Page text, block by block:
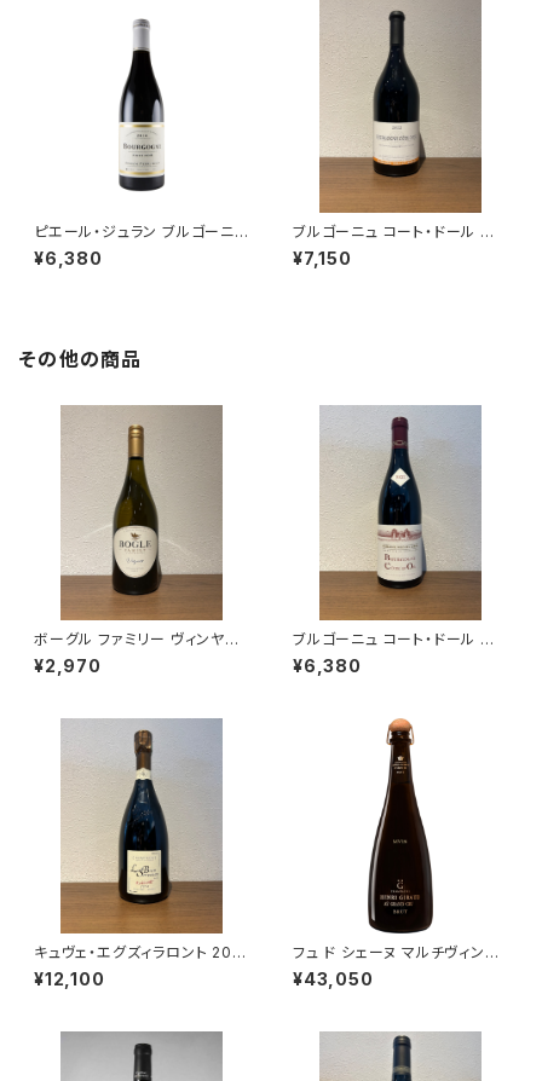
ピエール・ジュラン ブルゴーニュ
コート・ドール ピノ・ノワール 20
22 750ml
¥6,380
ブルゴーニュ コート・ドール ル
ージュ 2022 トロ・ボー 赤ワイ
ン ブルゴーニュ 750ml
¥7,150
その他の商品
ボーグル ファミリー ヴィンヤー
ズ ヴィオニエ 2023
¥2,970
ブルゴーニュ コート・ドール ル
ージュ 2023 ミシェル・グロ 赤
ワイン 750ml
¥6,380
キュヴェ・エグズィラロント 201
4 ル・ブリュン・セルヴネイ シャ
ンパーニュ 750ml
¥12,100
フュ ド シェーヌ マルチヴィンテ
ージ 箱なし 750ml アンリ ジ
ロー シャンパーニュ フランス 正
¥43,050